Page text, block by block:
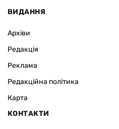
ВИДАННЯ
Архіви
Редакція
Реклама
Редакційна політика
Карта
КОНТАКТИ